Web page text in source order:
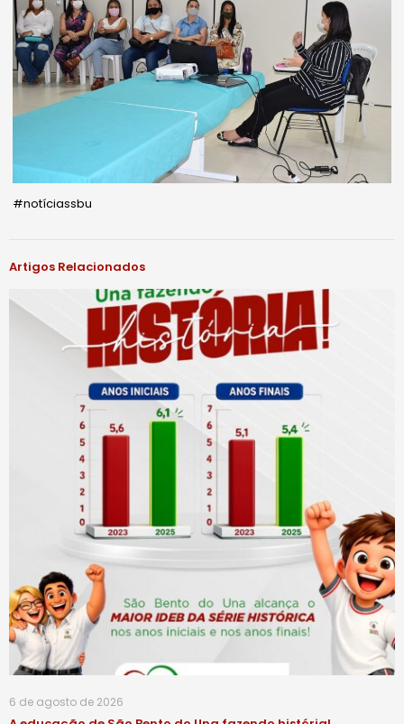
#notíciassbu
Artigos Relacionados
6 de agosto de 2026